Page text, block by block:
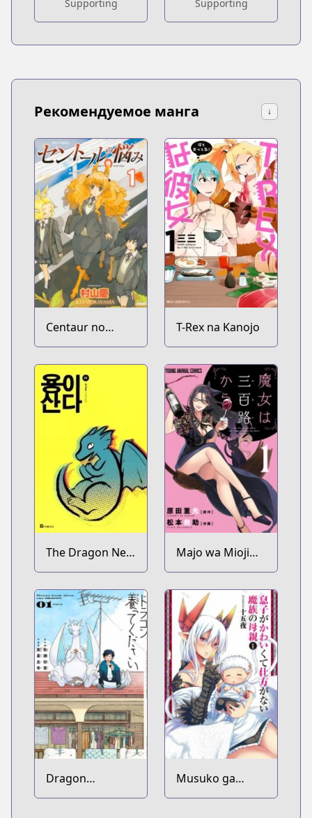
Supporting Supporting
Рекомендуемое манга ↓
Centaur no
Nayami
T-Rex na Kanojo
The Dragon Next
Door
Majo wa Mioji
kara
Dragon
Yashinatte
Musuko ga
Kawaikute